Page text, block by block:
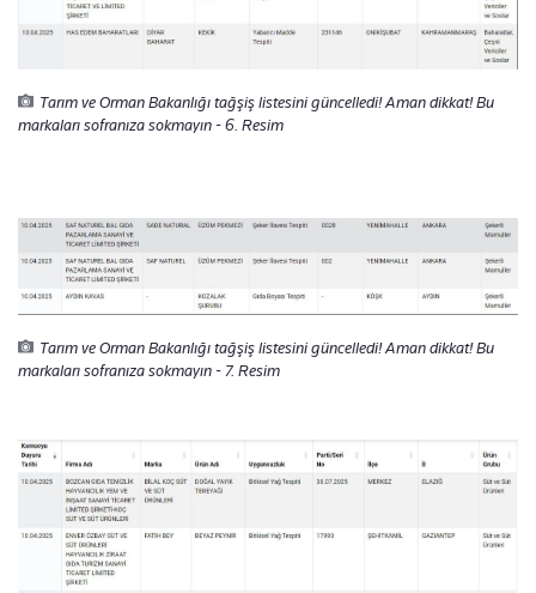
Tarım ve Orman Bakanlığı tağşiş listesini güncelledi! Aman dikkat! Bu
markaları sofranıza sokmayın - 6. Resim
Tarım ve Orman Bakanlığı tağşiş listesini güncelledi! Aman dikkat! Bu
markaları sofranıza sokmayın - 7. Resim